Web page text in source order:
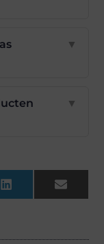
▼
▼
LinkedIn Email